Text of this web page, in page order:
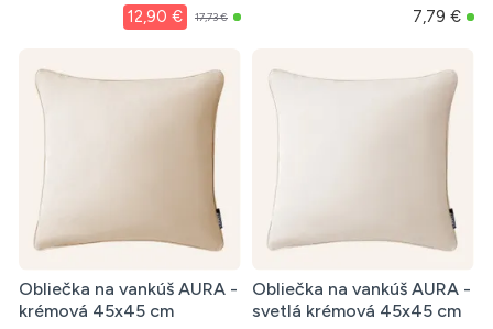
12,90 € 17,73 € 7,79 €
Obliečka na vankúš AURA -
krémová 45x45 cm
Obliečka na vankúš AURA -
svetlá krémová 45x45 cm